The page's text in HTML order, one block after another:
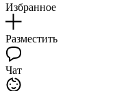
Избранное
Разместить
Чат